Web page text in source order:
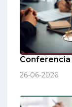
26-06-2026